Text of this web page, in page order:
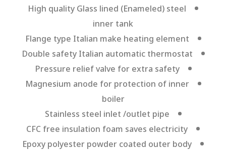
High quality Glass lined (Enameled) steel
inner tank
Flange type Italian make heating element
Double safety Italian automatic thermostat
Pressure relief valve for extra safety
Magnesium anode for protection of inner
boiler
Stainless steel inlet /outlet pipe
CFC free insulation foam saves electricity
Epoxy polyester powder coated outer body